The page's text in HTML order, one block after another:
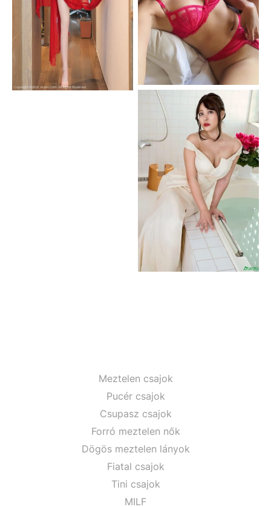
Meztelen csajok
Pucér csajok
Csupasz csajok
Forró meztelen nők
Dögös meztelen lányok
Fiatal csajok
Tini csajok
MILF